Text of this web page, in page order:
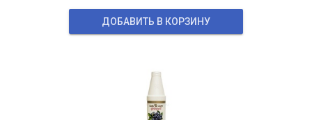
ДОБАВИТЬ В КОРЗИНУ